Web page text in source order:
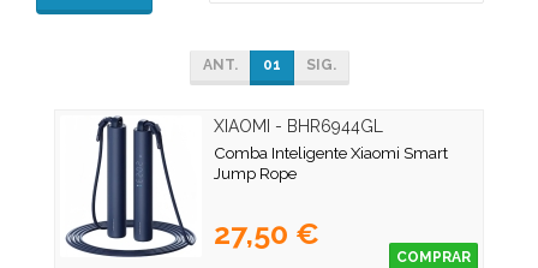
ANT. 01 SIG.
XIAOMI - BHR6944GL
Comba Inteligente Xiaomi Smart
Jump Rope
27,50 €
COMPRAR